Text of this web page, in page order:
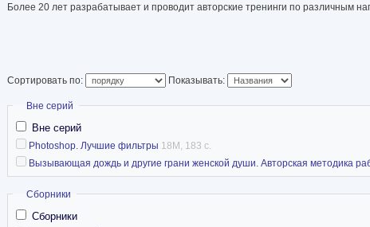
Более 20 лет разрабатывает и проводит авторские тренинги по различным
Сортировать по: Показывать:
Скрыть
Вне серий
Вне серий
Photoshop. Лучшие фильтры 18M, 183 с.
Вызывающая дождь и другие грани женской души. Авторская методика
Скрыть
Сборники
Сборники